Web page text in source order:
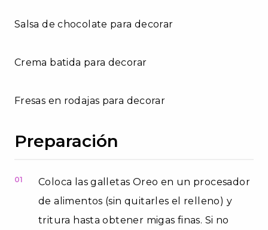
Salsa de chocolate para decorar
Crema batida para decorar
Fresas en rodajas para decorar
Preparación
01
Coloca las galletas Oreo en un procesador
de alimentos (sin quitarles el relleno) y
tritura hasta obtener migas finas. Si no